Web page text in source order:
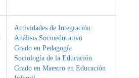
Actividades de Integración:
Análisis Socioeducativo
Grado en Pedagogía
Sociología de la Educación
Grado en Maestro en Educación